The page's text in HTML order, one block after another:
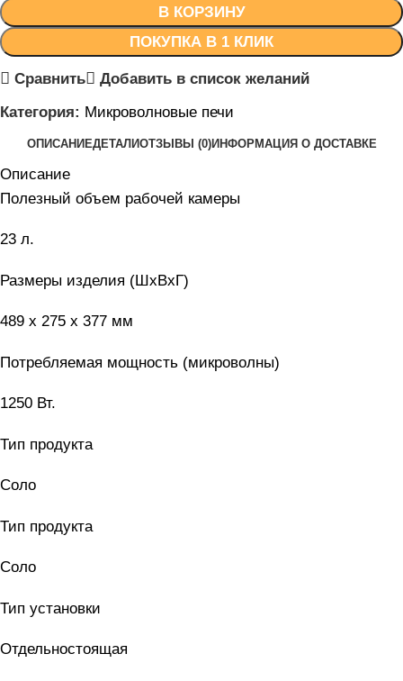
В КОРЗИНУ
ПОКУПКА В 1 КЛИК
Сравнить
Добавить в список желаний
Категория: Микроволновые печи
ОПИСАНИЕДЕТАЛИОТЗЫВЫ (0)ИНФОРМАЦИЯ О ДОСТАВКЕ
Описание
Полезный объем рабочей камеры
23 л.
Размеры изделия (ШxВxГ)
489 x 275 x 377 мм
Потребляемая мощность (микроволны)
1250 Вт.
Тип продукта
Соло
Тип продукта
Соло
Тип установки
Отдельностоящая